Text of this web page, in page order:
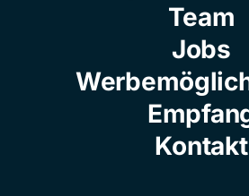
Team
Jobs
Kontakt